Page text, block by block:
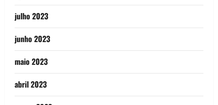
julho 2023
junho 2023
maio 2023
abril 2023